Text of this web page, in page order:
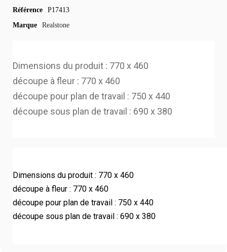
Référence
P17413
Marque
Realstone
Dimensions du produit : 770 x 460
découpe à fleur : 770 x 460
découpe pour plan de travail : 750 x 440
découpe sous plan de travail : 690 x 380
Dimensions du produit : 770 x 460
découpe à fleur : 770 x 460
découpe pour plan de travail : 750 x 440
découpe sous plan de travail : 690 x 380